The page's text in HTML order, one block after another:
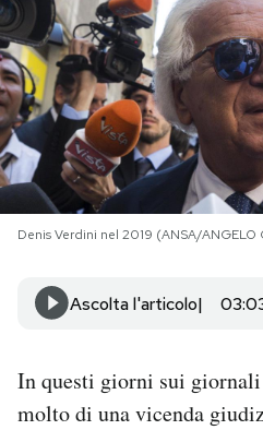
PODCAST
NEWSLETTER
I MIEI PREFERITI
AREA PERSONALE
Denis Verdini nel 2019 (ANSA/ANGELO
Ascolta l'articolo
In questi giorni sui
molto di una vicenda